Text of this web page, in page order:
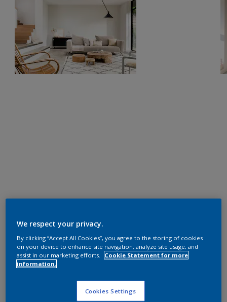
We respect your privacy.
By clicking “Accept All Cookies”, you agree to the storing of cookies
on your device to enhance site navigation, analyze site usage, and
assist in our marketing efforts.
Cookie Statement for more
information.
Cookies Settings